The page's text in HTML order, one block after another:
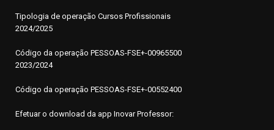
Tipologia de operação Cursos Profissionais
2024/2025
Código da operação PESSOAS-FSE+-00965500
2023/2024
Código da operação PESSOAS-FSE+-00552400
Efetuar o download da app Inovar Professor: